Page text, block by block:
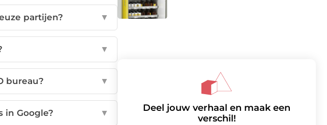
partijen? ▼
▼
bureau? ▼
in Google? ▼
Deel jouw verhaal en maak een
verschil!